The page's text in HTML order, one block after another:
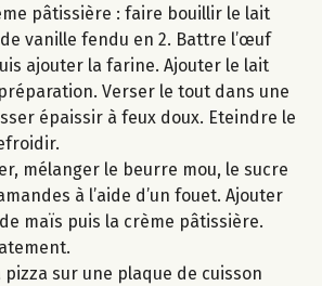
pâtissière : faire bouillir le lait
vanille fendu en 2. Battre l’œuf
ajouter la farine. Ajouter le lait
Verser le tout dans une
épaissir à feux doux. Eteindre le
mélanger le beurre mou, le sucre
à l’aide d’un fouet. Ajouter
maïs puis la crème pâtissière.
pizza sur une plaque de cuisson